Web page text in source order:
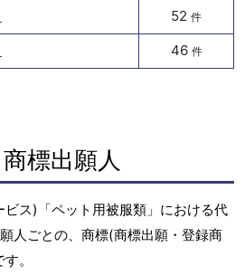
52 件
46 件
標出願人
ス)「ペット用被服類」における代
人ごとの、商標(商標出願・登録商
。